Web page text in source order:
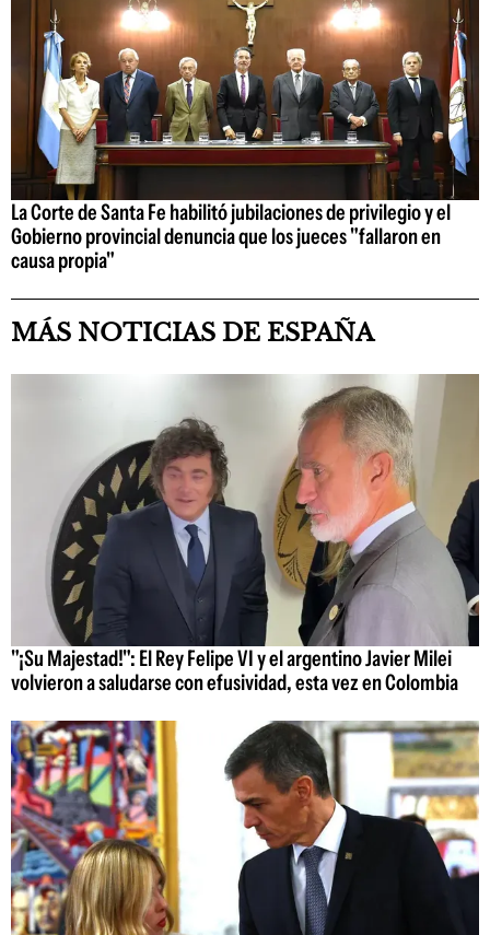
La Corte de Santa Fe habilitó jubilaciones de privilegio y el
Gobierno provincial denuncia que los jueces "fallaron en
causa propia"
MÁS NOTICIAS DE ESPAÑA
"¡Su Majestad!": El Rey Felipe VI y el argentino Javier Milei
volvieron a saludarse con efusividad, esta vez en Colombia